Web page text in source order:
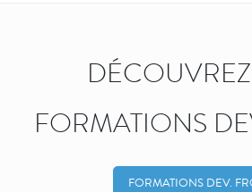
FORMATIONS
FORMATIONS DEV.